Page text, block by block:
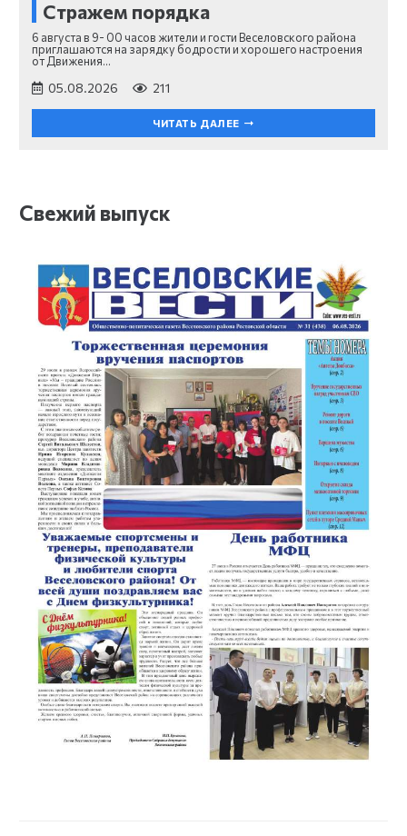
Стражем порядка
6 августа в 9- 00 часов жители и гости Веселовского района
приглашаются на зарядку бодрости и хорошего настроения
от Движения…
05.08.2026 211
ЧИТАТЬ ДАЛЕЕ
Свежий выпуск